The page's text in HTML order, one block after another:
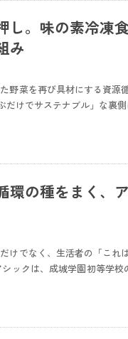
し。味の素冷凍
み
菜を再び具材にする資源
けでサステナブル」な裏側
環の種をまく、
けでなく、生活者の「これ
ックは、成城学園初等学校